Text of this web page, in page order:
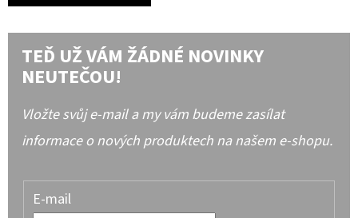
TEĎ UŽ VÁM ŽÁDNÉ NOVINKY
NEUTEČOU!
Vložte svůj e-mail a my vám budeme zasílat
informace o nových produktech na našem e-shopu.
E-mail